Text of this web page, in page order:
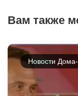
Вам также
Новости